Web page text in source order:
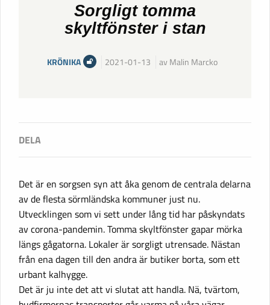
Sorgligt tomma
skyltfönster i stan
KRÖNIKA 2021-01-13 av Malin Marcko
Det är en sorgsen syn att åka genom de centrala delarna
av de flesta sörmländska kommuner just nu.
Utvecklingen som vi sett under lång tid har påskyndats
av corona-pandemin. Tomma skyltfönster gapar mörka
längs gågatorna. Lokaler är sorgligt utrensade. Nästan
från ena dagen till den andra är butiker borta, som ett
urbant kalhygge.
Det är ju inte det att vi slutat att handla. Nä, tvärtom,